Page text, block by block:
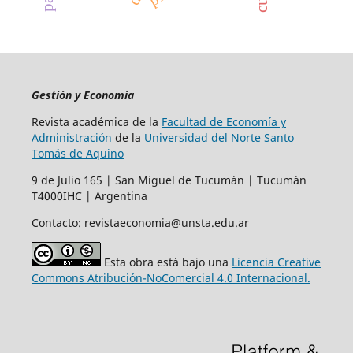
Gestión y Economía
Revista académica de la Facultad de Economía y
Administración de la Universidad del Norte Santo
Tomás de Aquino
9 de Julio 165 | San Miguel de Tucumán | Tucumán
T4000IHC | Argentina
Contacto: revistaeconomia@unsta.edu.ar
Esta obra está bajo una Licencia Creative
Commons Atribución-NoComercial 4.0 Internacional.